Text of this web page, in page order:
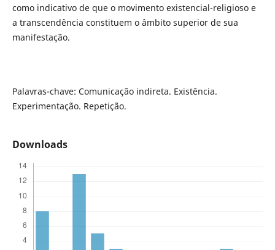
como indicativo de que o movimento existencial-religioso e
a transcendência constituem o âmbito superior de sua
manifestação.
Palavras-chave: Comunicação indireta. Existência.
Experimentação. Repetição.
Downloads